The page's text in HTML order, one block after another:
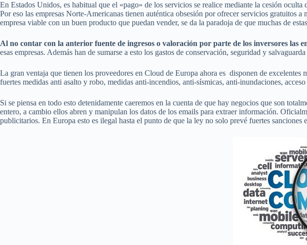
En Estados Unidos, es habitual que el «pago» de los servicios se realice mediante la cesión
Por eso las empresas Norte-Americanas tienen auténtica obsesión por ofrecer servicios gratuitos
empresa viable con un buen producto que puedan vender, se da la paradoja de que muchas de
Al no contar con la anterior fuente de ingresos o valoración por parte de los inversores las
esas empresas. Además han de sumarse a esto los gastos de conservación, seguridad y
La gran ventaja que tienen los proveedores en Cloud de Europa ahora es disponen de
fuertes medidas anti asalto y robo, medidas anti-incendios, anti-sísmicas, anti-inundaciones,
Si se piensa en todo esto detenidamente caeremos en la cuenta de que hay negocios que son
entero, a cambio ellos abren y manipulan los datos de los emails para extraer información.
publicitarios. En Europa esto es ilegal hasta el punto de que la ley no solo prevé fuertes